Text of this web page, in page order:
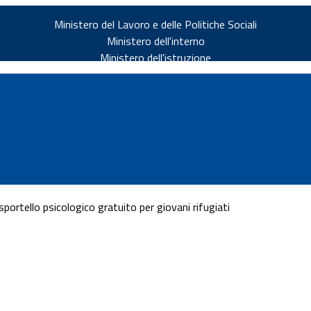
Ministero del Lavoro e delle Politiche Sociali
Ministero dell'interno
Ministero dell'istruzione
psicologico gratuito per giovani rifugiati